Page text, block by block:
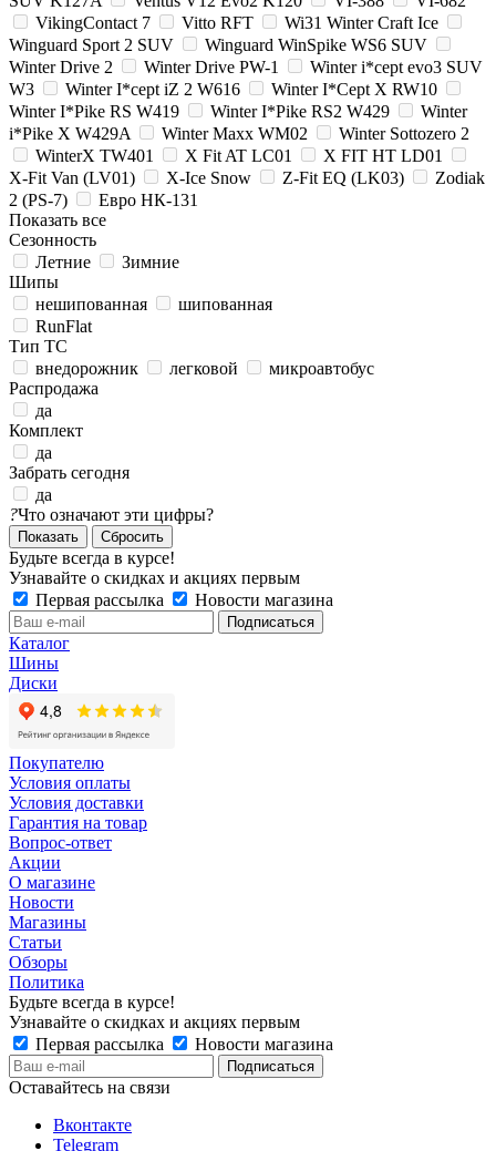
VikingContact 7
Vitto RFT
Wi31 Winter Craft Ice
Winguard Sport 2 SUV
Winguard WinSpike WS6 SUV
Winter Drive 2
Winter Drive PW-1
Winter i*cept evo3 SUV
W3
Winter I*cept iZ 2 W616
Winter I*Cept X RW10
Winter I*Pike RS W419
Winter I*Pike RS2 W429
Winter
i*Pike X W429A
Winter Maxx WM02
Winter Sottozero 2
WinterX TW401
X Fit AT LC01
X FIT HT LD01
X-Fit Van (LV01)
X-Ice Snow Z-Fit EQ (LK03)
Zodiak
2 (PS-7)
Евро НК-131
Показать все
Сезонность
Летние
Зимние
Шипы
нешипованная
шипованная
RunFlat
Тип ТС
внедорожник
легковой
микроавтобус
Распродажа
да
Комплект
да
Забрать сегодня
да
?Что означают эти цифры?
Сбросить
Будьте всегда в курсе!
Узнавайте о скидках и акциях первым
Первая рассылка
Новости магазина
Каталог
Шины
Диски
Покупателю
Условия оплаты
Условия доставки
Гарантия на товар
Вопрос-ответ
Акции
О магазине
Новости
Магазины
Статьи
Обзоры
Политика
Будьте всегда в курсе!
Узнавайте о скидках и акциях первым
Первая рассылка
Новости магазина
Оставайтесь на связи
Вконтакте
Telegram